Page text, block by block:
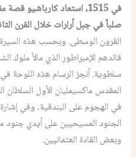
في 1515، استعاد كارباشيو
صلباً في جبل أرارات خلال القرن
القرون الوسطى. وبحسب هذه
قائدهم الإمبراطور الذي مالأ ملوك
سلطوية. أنجز الرسام هذه اللوحة في
المقدس ماكسيمليان الأول السلطان
في الهجوم على البندقية، وفي
الجنود المسيحيين على أيدي جنود
وبعض القادة العثمانيين.